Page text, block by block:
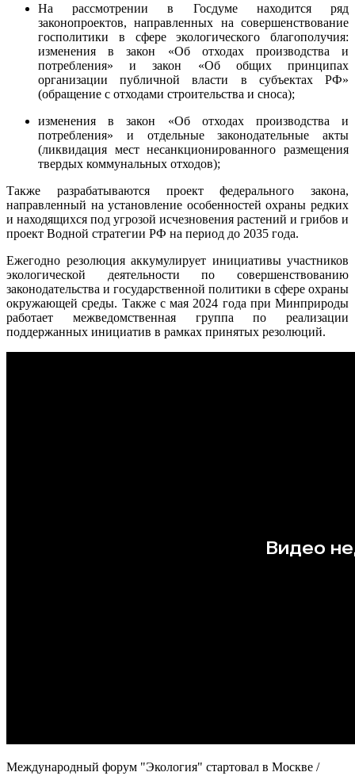
На рассмотрении в Госдуме находится ряд
законопроектов, направленных на совершенствование
госполитики в сфере экологического благополучия:
изменения в закон «Об отходах производства и
потребления» и закон «Об общих принципах
организации публичной власти в субъектах РФ»
(обращение с отходами строительства и сноса);
изменения в закон «Об отходах производства и
потребления» и отдельные законодательные акты
(ликвидация мест несанкционированного размещения
твердых коммунальных отходов);
Также разрабатываются проект федерального закона,
направленный на установление особенностей охраны редких
и находящихся под угрозой исчезновения растений и грибов и
проект Водной стратегии РФ на период до 2035 года.
Ежегодно резолюция аккумулирует инициативы участников
экологической деятельности по совершенствованию
законодательства и государственной политики в сфере охраны
окружающей среды. Также с мая 2024 года при Минприроды
работает межведомственная группа по реализации
поддержанных инициатив в рамках принятых резолюций.
Международный форум "Экология" стартовал в Москве /